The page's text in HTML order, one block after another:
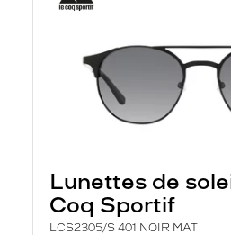
Lunettes de
Coq Sportif
LCS2305/S 401 NOIR MAT